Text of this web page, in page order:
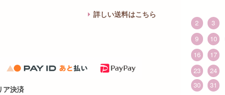
詳しい送料はこちら
ア決済
2 3
9
10
16
17
23 24
30 31